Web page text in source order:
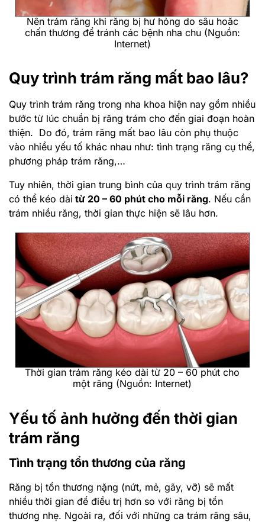
Nên trám răng khi răng bị hư hỏng do sâu hoăc
chấn thương để tránh các bệnh nha chu (Nguồn:
Internet)
Quy trình trám răng mất bao lâu?
Quy trình trám răng trong nha khoa hiện nay gồm nhiều
bước từ lúc chuẩn bị răng trám cho đến giai đoạn hoàn
thiện. Do đó, trám răng mất bao lâu còn phụ thuộc
vào nhiều yếu tố khác nhau như: tình trạng răng cụ thể,
phương pháp trám răng,…
Tuy nhiên, thời gian trung bình của quy trình trám răng
có thể kéo dài từ 20 – 60 phút cho mỗi răng. Nếu cần
trám nhiều răng, thời gian thực hiện sẽ lâu hơn.
Thời gian trám răng kéo dài từ 20 – 60 phút cho
một răng (Nguồn: Internet)
Yếu tố ảnh hưởng đến thời gian
trám răng
Tình trạng tổn thương của răng
Răng bị tổn thương nặng (nứt, mẻ, gãy, vỡ) sẽ mất
nhiều thời gian để điều trị hơn so với răng bị tổn
thương nhẹ. Ngoài ra, đối với những ca trám răng sâu,